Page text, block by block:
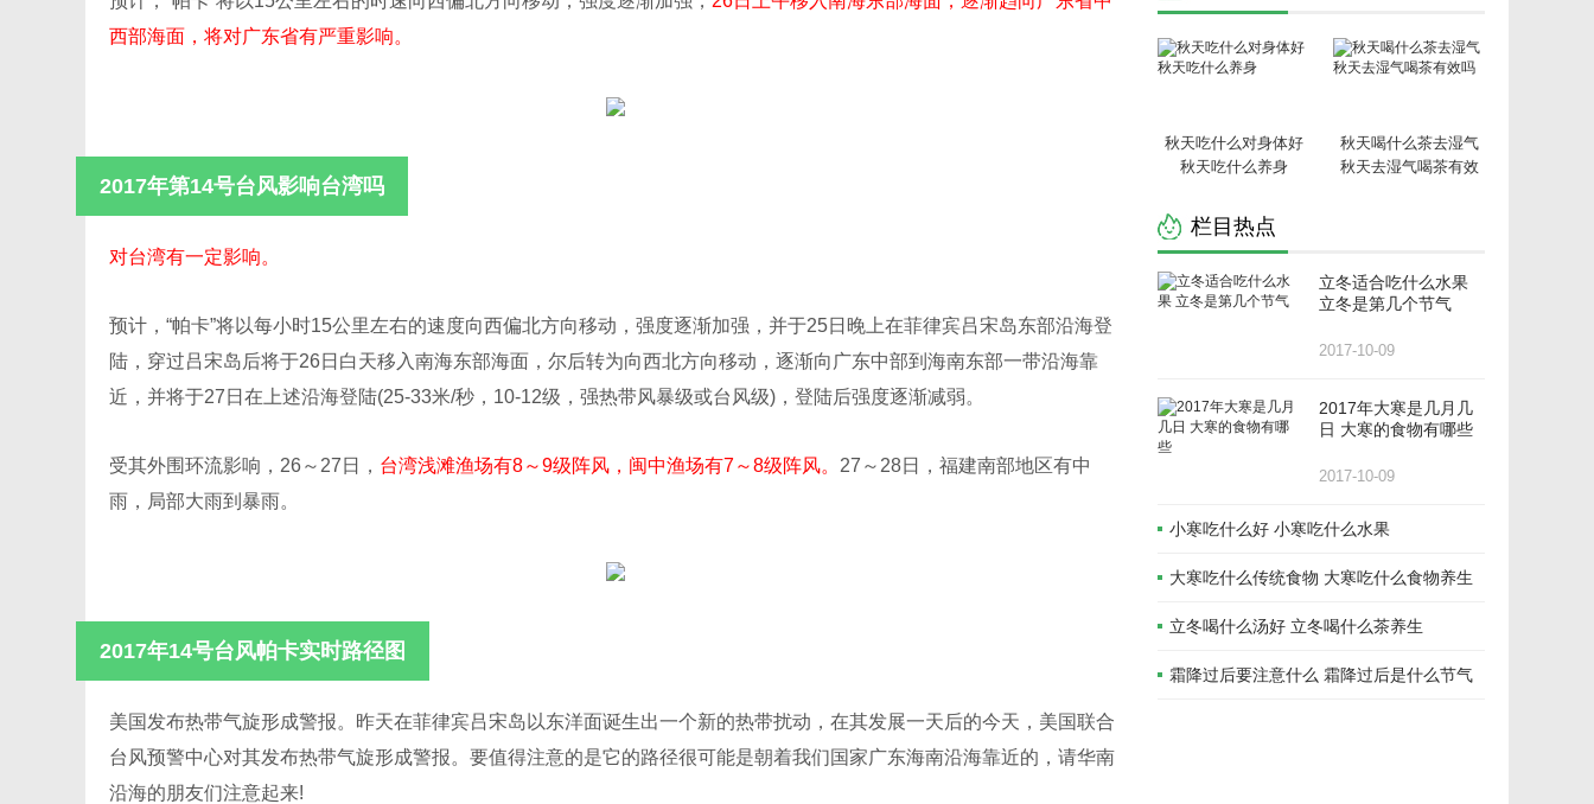
西部海面，将对广东省有严重影响。
2017年第14号台风影响台湾吗
对台湾有一定影响。
预计，“帕卡”将以每小时15公里左右的速度向西偏北方向移动，强度逐渐加强，并于25日晚上在菲律宾吕宋岛东部沿海登
陆，穿过吕宋岛后将于26日白天移入南海东部海面，尔后转为向西北方向移动，逐渐向广东中部到海南东部一带沿海靠
近，并将于27日在上述沿海登陆(25-33米/秒，10-12级，强热带风暴级或台风级)，登陆后强度逐渐减弱。
受其外围环流影响，26～27日， 台湾浅滩渔场有8～9级阵风，闽中渔场有7～8级阵风。 27～28日，福建南部地区有中
雨，局部大雨到暴雨。
2017年14号台风帕卡实时路径图
美国发布热带气旋形成警报。昨天在菲律宾吕宋岛以东洋面诞生出一个新的热带扰动，在其发展一天后的今天，美国联合
台风预警中心对其发布热带气旋形成警报。要值得注意的是它的路径很可能是朝着我们国家广东海南沿海靠近的，请华南
沿海的朋友们注意起来!
秋天吃什么对身体好
秋天吃什么养身
秋天喝什么茶去湿气
秋天去湿气喝茶有效
栏目热点
立冬适合吃什么水果
立冬是第几个节气
2017-10-09
2017年大寒是几月几
日 大寒的食物有哪些
2017-10-09
小寒吃什么好 小寒吃什么水果
大寒吃什么传统食物 大寒吃什么食物养生
立冬喝什么汤好 立冬喝什么茶养生
霜降过后要注意什么 霜降过后是什么节气